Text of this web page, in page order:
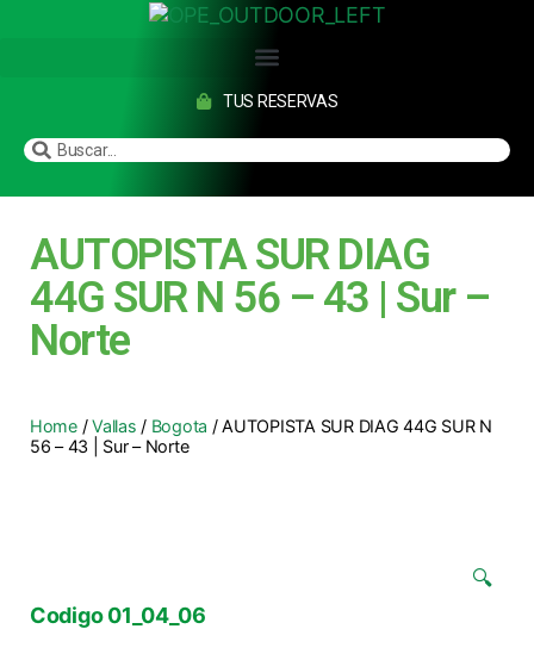
TUS RESERVAS
AUTOPISTA SUR DIAG
44G SUR N 56 – 43 | Sur –
Norte
Home/Vallas / Bogota / AUTOPISTA SUR DIAG 44G SUR N
56 – 43 | Sur – Norte
🔍
Codigo 01_04_06